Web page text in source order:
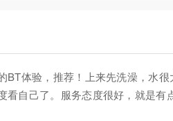
体验，推荐！上来先洗澡，水
自己了。服务态度很好，就是有